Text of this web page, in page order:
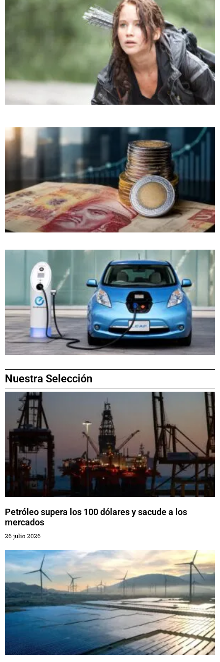
Nuestra Selección
Petróleo supera los 100 dólares y sacude a los
mercados
26 julio 2026